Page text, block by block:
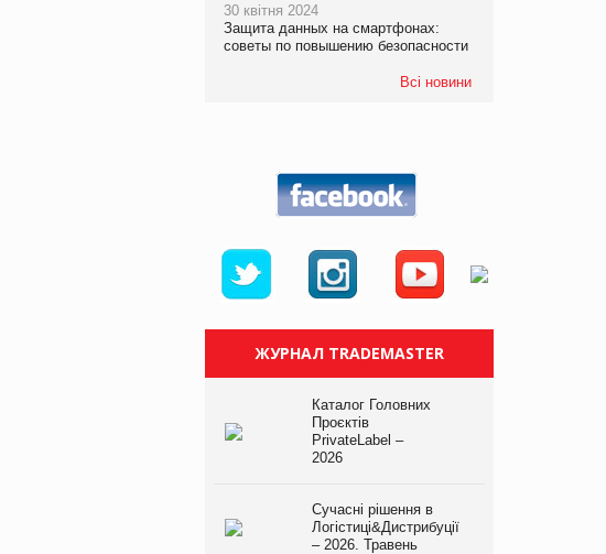
30 квітня 2024
Защита данных на смартфонах:
советы по повышению безопасности
Всі новини
ЖУРНАЛ TRADEMASTER
Каталог Головних
Проєктів
PrivateLabel –
2026
Сучасні рішення в
Логістиці&Дистрибуції
– 2026. Травень